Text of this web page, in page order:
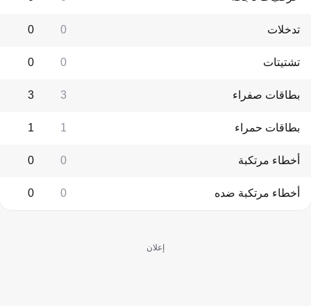
تدخلات 0
0
تشتيتات 0
0
بطاقات صفراء 3
3
بطاقات حمراء 1
1
أخطاء مرتكبة 0
0
أخطاء مرتكبة ضده 0
0
إعلان